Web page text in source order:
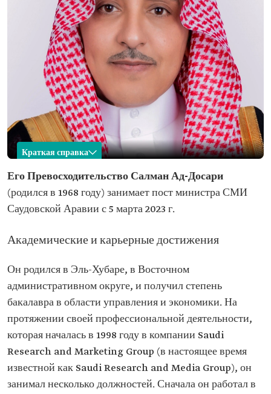
Краткая справка
Салман Ад-Досари
Имя
Салман ибн Юсеф Ад-Досари Должность на
настоящий момент
Место рождения
Мухафаза Эль-Хубар, Восточный
Образование
Степень
бакалавра в
управления и
экономики
Предыдущие
Главный редактор газеты «Аш-Шарк Аль-Аусат»
Главный редактор газеты «Аль-Эхтисадиа»
Главный редактор журнала «Ар-Раджол»
Главный редактор журнала «Аль-Маджалла»
Его Превосходительство Салман Ад-Досари
(родился в 1968 году) занимает пост‏ министра СМИ
Саудовской Аравии с 5 марта 2023 г.
Академические и карьерные достижения
Он родился в Эль-Хубаре, ‏в ‏Восточном
административном округе, и получил степень
бакалавра в области управления и экономики. На
протяжении своей профессиональной деятельности,
которая началась в 1998 году в компании Saudi
Research and Marketing Group (в настоящее время
известной как Saudi Research and Media Group), он
занимал несколько должностей. Сначала он работал в